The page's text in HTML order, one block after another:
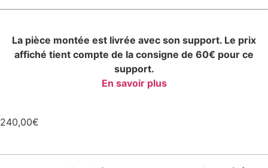
La pièce montée est livrée avec son support. Le prix
affiché tient compte de la consigne de 60€ pour ce
support.
En savoir plus
240,00€